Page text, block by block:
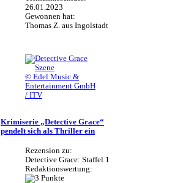
26.01.2023
Gewonnen hat:
Thomas Z. aus Ingolstadt
© Edel Music &
Entertainment GmbH
/ ITV
Krimiserie „Detective Grace“
pendelt sich als Thriller ein
Rezension zu:
Detective Grace: Staffel 1
Redaktionswertung: